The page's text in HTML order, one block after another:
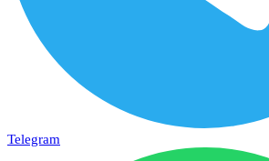
Telegram